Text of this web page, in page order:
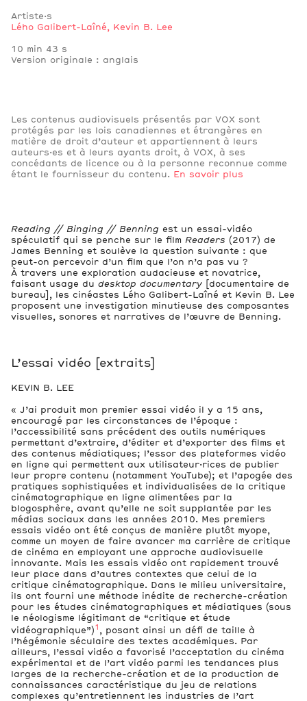
Artiste·s
Lého Galibert-Laîné, Kevin B. Lee
Notes
10 min 43 s
Version originale : anglais
Les contenus audiovisuels présentés par VOX sont
protégés par les lois canadiennes et étrangères en
matière de droit d’auteur et appartiennent à leurs
auteurs·es et à leurs ayants droit, à VOX, à ses
concédants de licence ou à la personne reconnue comme
étant le fournisseur du contenu.
En savoir plus
Reading // Binging // Benning est un essai-vidéo
spéculatif qui se penche sur le film Readers (2017) de
James Benning et soulève la question suivante : que
peut-on percevoir d’un film que l’on n’a pas vu ?
À travers une exploration audacieuse et novatrice,
faisant usage du desktop documentary [documentaire de
bureau], les cinéastes Lého Galibert-Laîné et Kevin B. Lee
proposent une investigation minutieuse des composantes
visuelles, sonores et narratives de l’œuvre de Benning.
L’essai vidéo [extraits]
KEVIN B. LEE
« J’ai produit mon premier essai vidéo il y a 15 ans,
encouragé par les circonstances de l’époque :
l’accessibilité sans précédent des outils numériques
permettant d’extraire, d’éditer et d’exporter des films et
des contenus médiatiques; l’essor des plateformes vidéo
en ligne qui permettent aux utilisateur·rices de publier
leur propre contenu (notamment YouTube); et l’apogée des
pratiques sophistiquées et individualisées de la critique
cinématographique en ligne alimentées par la
blogosphère, avant qu’elle ne soit supplantée par les
médias sociaux dans les années 2010. Mes premiers
essais vidéo ont été conçus de manière plutôt myope,
comme un moyen de faire avancer ma carrière de critique
de cinéma en employant une approche audiovisuelle
innovante. Mais les essais vidéo ont rapidement trouvé
leur place dans d’autres contextes que celui de la
critique cinématographique. Dans le milieu universitaire,
ils ont fourni une méthode inédite de recherche-création
pour les études cinématographiques et médiatiques (sous
le néologisme légitimant de “critique et étude
vidéographique”) 1 , posant ainsi un défi de taille à
l’hégémonie séculaire des textes académiques. Par
ailleurs, l’essai vidéo a favorisé l’acceptation du cinéma
expérimental et de l’art vidéo parmi les tendances plus
larges de la recherche-création et de la production de
connaissances caractéristique du jeu de relations
complexes qu’entretiennent les industries de l’art